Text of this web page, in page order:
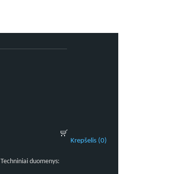
Krepšelis (0)
Techniniai duomenys: